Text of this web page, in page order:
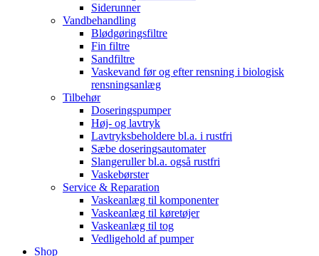
Siderunner
Vandbehandling
Blødgøringsfiltre
Fin filtre
Sandfiltre
Vaskevand før og efter rensning i biologisk
rensningsanlæg
Tilbehør
Doseringspumper
Høj- og lavtryk
Lavtryksbeholdere bl.a. i rustfri
Sæbe doseringsautomater
Slangeruller bl.a. også rustfri
Vaskebørster
Service & Reparation
Vaskeanlæg til komponenter
Vaskeanlæg til køretøjer
Vaskeanlæg til tog
Vedligehold af pumper
Shop